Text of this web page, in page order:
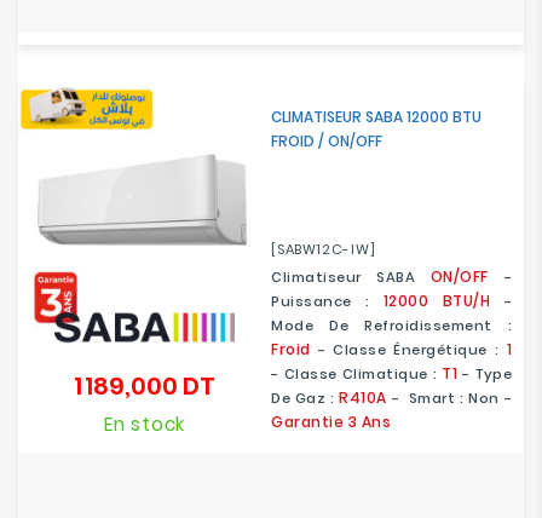
CLIMATISEUR SABA 12000 BTU
FROID / ON/OFF
[SABW12C-IW]
Climatiseur SABA ON/OFF -
Puissance : 12000 BTU/H -
Mode De Refroidissement :
Froid - Classe Énergétique : 1
- Classe Climatique : T1- Type
De Gaz :R410A - Smart : Non -
Garantie 3 Ans
1 189,000 DT
En stock